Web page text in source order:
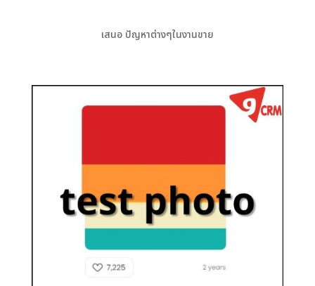
เสนอ ปัญหาต่างๆในงานขาย